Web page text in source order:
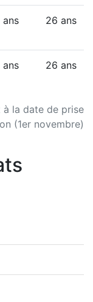
la date de prise
(1er novembre)
ans 26 ans
ans 26 ans